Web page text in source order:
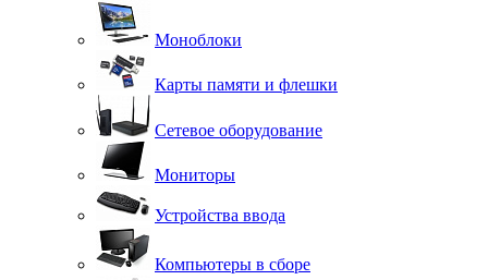
Моноблоки
Карты памяти и флешки
Сетевое оборудование
Мониторы
Устройства ввода
Компьютеры в сборе